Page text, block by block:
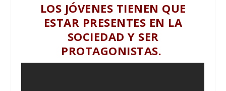
LOS JÓVENES TIENEN QUE
ESTAR PRESENTES EN LA
SOCIEDAD Y SER
PROTAGONISTAS.